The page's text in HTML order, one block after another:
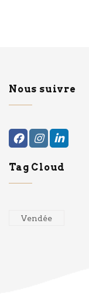
Nous suivre
Tag Cloud
Vendée